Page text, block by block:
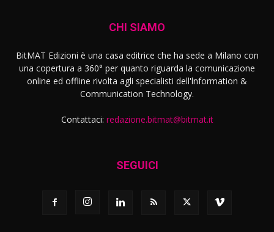
CHI SIAMO
BitMAT Edizioni è una casa editrice che ha sede a Milano con
una copertura a 360° per quanto riguarda la comunicazione
online ed offline rivolta agli specialisti dell'lnformation &
Communication Technology.
Contattaci: redazione.bitmat@bitmat.it
SEGUICI